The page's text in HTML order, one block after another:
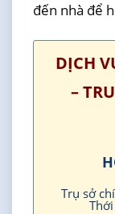
đến nhà để
DỊCH
–
Trụ sở